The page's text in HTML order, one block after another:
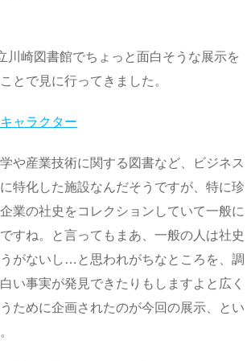
川崎図書館でちょっと面白そうな展示を
とで見に行ってきました。
ャラクター
や産業技術に関する図書など、ビジネス
特化した施設なんだそうですが、特に珍
業の社史をコレクションしていて一般に
すね。と言ってもまあ、一般の人は社史
がないし…と思われがちなところを、調
い事実が発見できたりもしますよと広く
ために企画されたのが今回の展示、とい